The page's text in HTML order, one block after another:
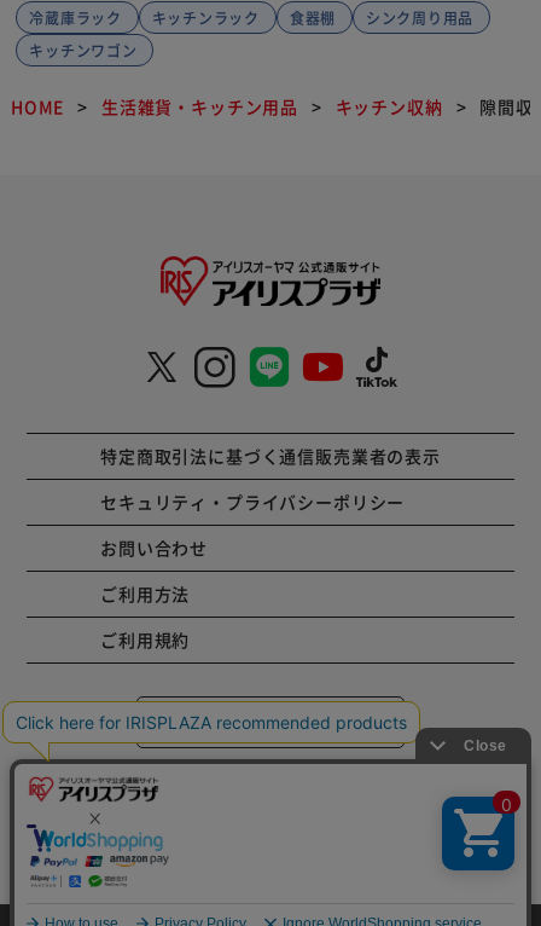
冷蔵庫ラック キッチンラック 食器棚
シンク周り用品
キッチンワゴン
HOME 生活雑貨・キッチン用品 キッチン収納 隙間収
特定商取引法に基づく通信販売業者の表示
セキュリティ・プライバシーポリシー
お問い合わせ
ご利用方法
ご利用規約
コーポレートサイト